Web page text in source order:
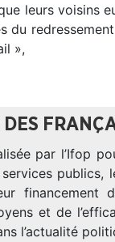
leurs voisins
du
»,
DES
par l’Ifop
publics,
financement
et de
l’actualité